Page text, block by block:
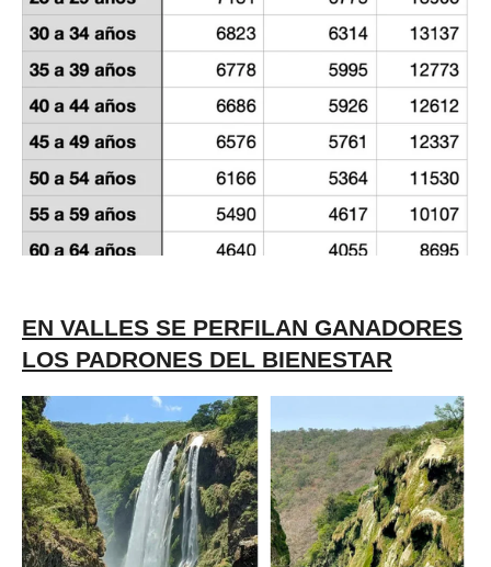
EN VALLES SE PERFILAN GANADORES
LOS PADRONES DEL BIENESTAR